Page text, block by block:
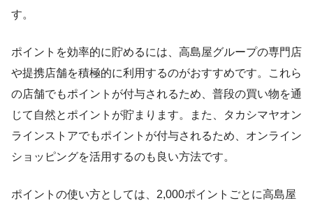
す。
ポイントを効率的に貯めるには、高島屋グループの専門店
や提携店舗を積極的に利用するのがおすすめです。これら
の店舗でもポイントが付与されるため、普段の買い物を通
じて自然とポイントが貯まります。また、タカシマヤオン
ラインストアでもポイントが付与されるため、オンライン
ショッピングを活用するのも良い方法です。
ポイントの使い方としては、2,000ポイントごとに高島屋